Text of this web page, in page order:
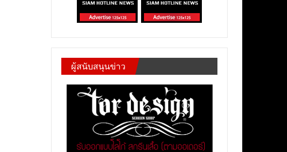
ผู้สนับสนุนข่าว